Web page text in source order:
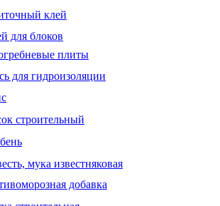
клей
для блоков
плиты
для гидроизоляции
строительный
мука известняковая
добавка